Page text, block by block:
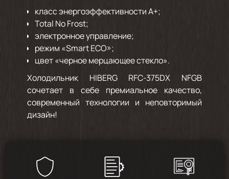
класс энергоэффективности А+;
Total No Frost;
электронное управление;
режим «Smart ECO»;
цвет «черное мерцающее стекло».
Холодильник HIBERG RFC-375DX NFGB
сочетает в себе премиальное качество,
современный технологии и неповторимый
дизайн!